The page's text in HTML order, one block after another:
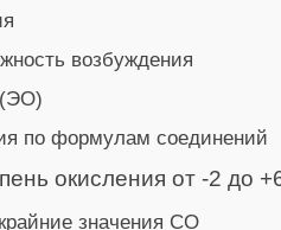
возбуждения
(ЭО)
по формулам соединений
окисления от -2 до
значения СО